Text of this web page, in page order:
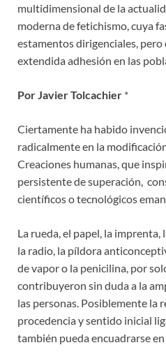
multidimensional de la
moderna de fetichismo, cuya
estamentos dirigenciales,
extendida adhesión en las
Por Javier Tolcachier *
Ciertamente ha habido
radicalmente en la
Creaciones humanas, que
persistente de superación,
científicos o tecnológicos
La rueda, el papel, la imprenta,
la radio, la píldora
de vapor o la penicilina, por
contribuyeron sin duda a la
las personas. Posiblemente la
procedencia y sentido inicial
también pueda encuadrarse en